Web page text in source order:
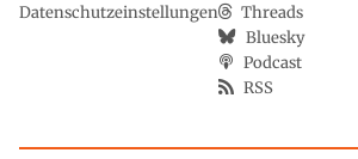
Datenschutzeinstellungen
Threads
Bluesky
Podcast
RSS